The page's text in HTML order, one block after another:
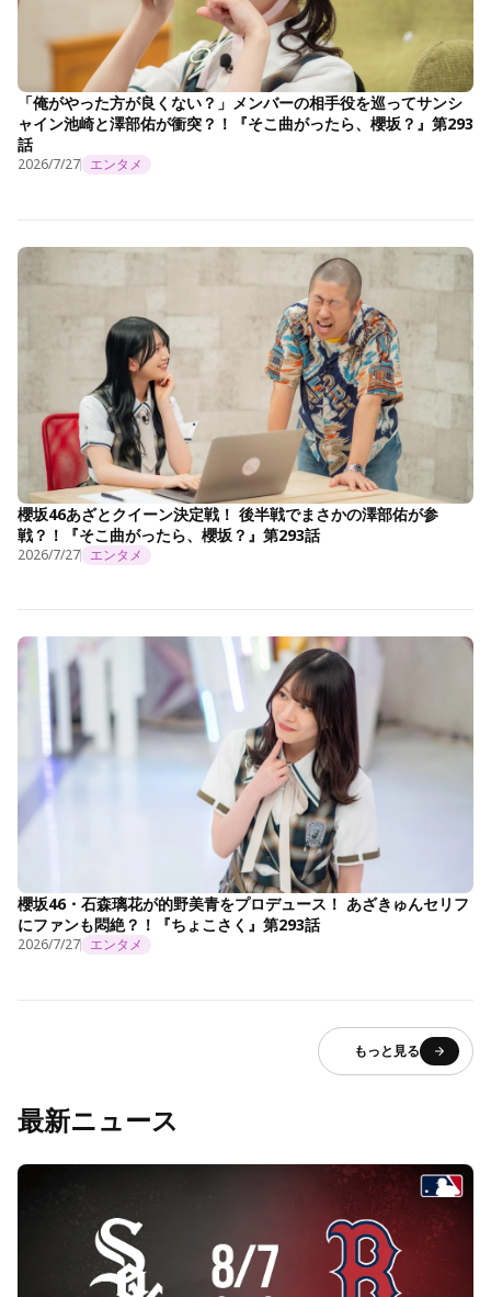
「俺がやった方が良くない？」メンバーの相手役を巡ってサンシ
ャイン池崎と澤部佑が衝突？！『そこ曲がったら、櫻坂？』第293
話
2026/7/27 エンタメ
櫻坂46あざとクイーン決定戦！ 後半戦でまさかの澤部佑が参
戦？！『そこ曲がったら、櫻坂？』第293話
2026/7/27 エンタメ
櫻坂46・石森璃花が的野美青をプロデュース！ あざきゅんセリフ
にファンも悶絶？！『ちょこさく』第293話
2026/7/27 エンタメ
もっと見る
最新ニュース